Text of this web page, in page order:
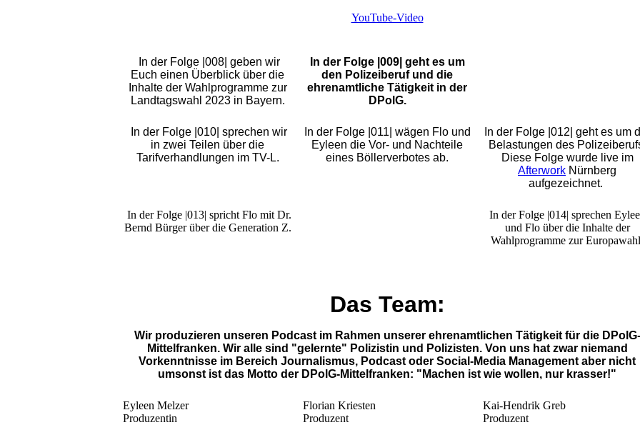
YouTube-Video
In der Folge |008| geben wir
Euch einen Überblick über die
Inhalte der Wahlprogramme zur
Landtagswahl 2023 in Bayern.
In der Folge |009| geht es um
den Polizeiberuf und die
ehrenamtliche Tätigkeit in der
DPolG.
In der Folge |010| sprechen wir
in zwei Teilen über die
Tarifverhandlungen im TV-L.
In der Folge |011| wägen Flo und
Eyleen die Vor- und Nachteile
eines Böllerverbotes ab.
In der Folge |012| geht es um
Belastungen des
Diese Folge wurde live im
Afterwork Nürnberg
aufgezeichnet.
In der Folge |013| spricht Flo mit Dr.
Bernd Bürger über die Generation Z.
In der Folge |014| sprechen
und Flo über die Inhalte der
Wahlprogramme zur
Das Team:
Wir produzieren unseren Podcast im Rahmen unserer ehrenamtlichen Tätigkeit für die DPolG-
Mittelfranken. Wir alle sind "gelernte" Polizistin und Polizisten. Von uns hat zwar niemand
Vorkenntnisse im Bereich Journalismus, Podcast oder Social-Media Management aber nicht
umsonst ist das Motto der DPolG-Mittelfranken: "Machen ist wie wollen, nur krasser!"
Eyleen Melzer
Produzentin
Florian Kriesten
Produzent
Kai-Hendrik Greb
Produzent